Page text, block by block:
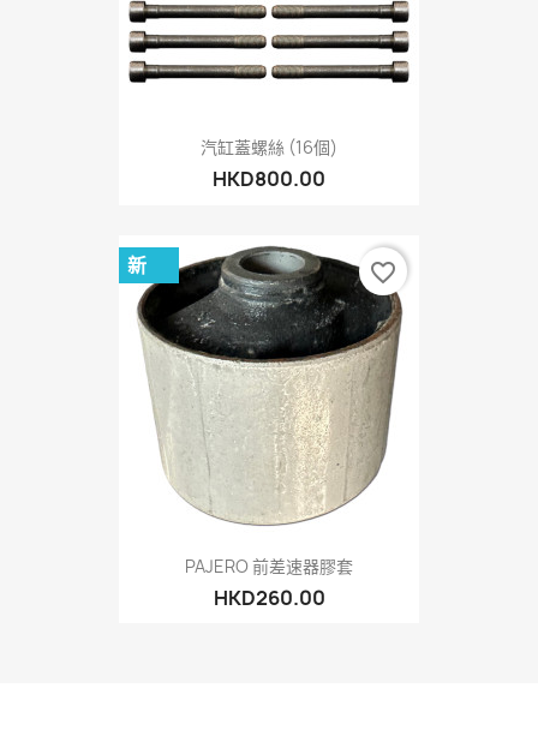
汽缸蓋螺絲 (16個)
HKD800.00
PAJERO 前差速器膠套
HKD260.00
新 favorite_border